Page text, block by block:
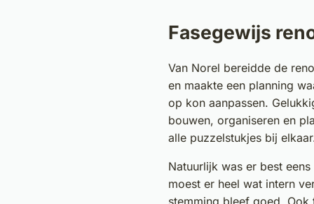
Fasegewijs
Van Norel bereidde de
en maakte een planning
op kon aanpassen.
bouwen, organiseren en
alle puzzelstukjes bij
Natuurlijk was er best
moest er heel wat intern